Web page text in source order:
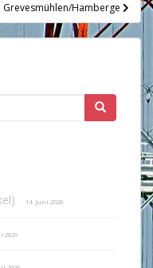
Grevesmühlen/Hamberge
14. Juni 2026
2026